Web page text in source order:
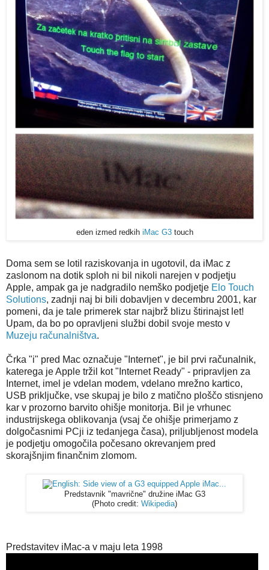
eden izmed redkih iMac G3touch
Doma sem se lotil raziskovanja in ugotovil, da iMac z
zaslonom na dotik sploh ni bil nikoli narejen v podjetju
Apple, ampak ga je nadgradilo nemško podjetje Elo Touch
Solutions, zadnji naj bi bili dobavljen v decembru 2001, kar
pomeni, da je tale primerek star najbrž blizu štirinajst let!
Upam, da bo po opravljeni službi dobil svoje mesto v
Muzeju računalništva.
Črka "i" pred Mac označuje "Internet", je bil prvi računalnik,
katerega je Apple tržil kot "Internet Ready" - pripravljen za
Internet, imel je vdelan modem, vdelano mrežno kartico,
USB priključke, vse skupaj je bilo z matično ploščo stisnjeno
kar v prozorno barvito ohišje monitorja. Bil je vrhunec
industrijskega oblikovanja (vsaj če ohišje primerjamo z
dolgočasnimi PCji iz tedanjega časa), priljubljenost modela
je podjetju omogočila počesano okrevanjem pred
skorajšnjim finančnim zlomom.
Predstavnik "mavrične" družine iMac G3
(Photo credit: Wikipedia)
Predstavitev iMac-a v maju leta 1998